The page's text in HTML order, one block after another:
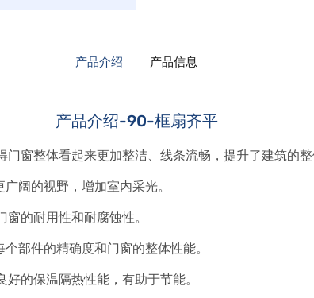
产品介绍 产品信息
产品介绍-90-框扇齐平
窗整体看起来更加整洁、线条流畅，提升了建筑的
阔的视野，增加室内采光。
的耐用性和耐腐蚀性。
部件的精确度和门窗的整体性能。
的保温隔热性能，有助于节能。